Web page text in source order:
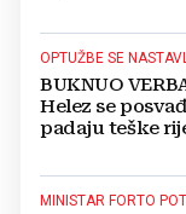
OPTUŽBE SE
BUKNUO
Helez se
padaju teške
MINISTAR FORTO